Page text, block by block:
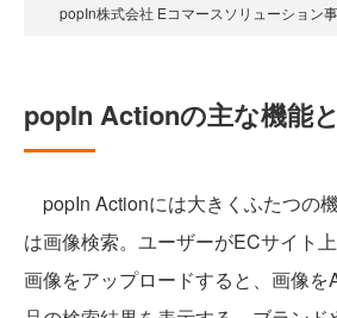
popIn株式会社 Eコマースソリューション
popIn Actionの主な機能
popIn Actionには大きくふたつの
は画像検索。ユーザーがECサイト
画像をアップロードすると、画像